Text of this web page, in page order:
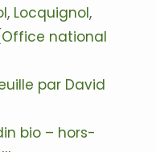
, Locquignol,
national
par David
bio – hors-